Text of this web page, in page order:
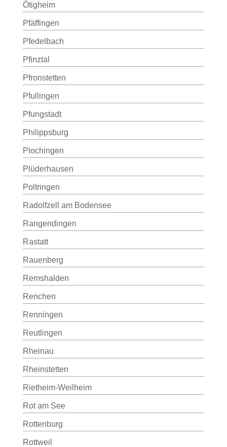
Ötigheim
Pfäffingen
Pfedelbach
Pfinztal
Pfronstetten
Pfullingen
Pfungstadt
Philippsburg
Plochingen
Plüderhausen
Poltringen
Radolfzell am Bodensee
Rangendingen
Rastatt
Rauenberg
Remshalden
Renchen
Renningen
Reutlingen
Rheinau
Rheinstetten
Rietheim-Weilheim
Rot am See
Rottenburg
Rottweil